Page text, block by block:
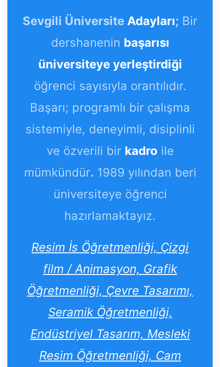
Sevgili Üniversite Adayları; Bir
dershanenin başarısı
üniversiteye yerleştirdiği
öğrenci sayısıyla orantılıdır.
Başarı; programlı bir çalışma
sistemiyle, deneyimli, disiplinli
ve özverili bir kadro ile
mümkündür. 1989 yılından beri
üniversiteye öğrenci
hazırlamaktayız.
Resim İs Öğretmenliği, Çizgi
film / Animasyon, Grafik
Öğretmenliği, Çevre Tasarımı,
Seramik Öğretmenliği,
Endüstriyel Tasarım, Mesleki
Resim Öğretmenliği, Cam